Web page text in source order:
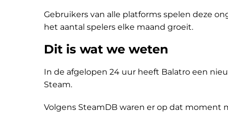
Gebruikers van alle platforms spelen deze
het aantal spelers elke maand groeit.
Dit is wat we weten
In de afgelopen 24 uur heeft Balatro een
Steam.
Volgens SteamDB waren er op dat moment